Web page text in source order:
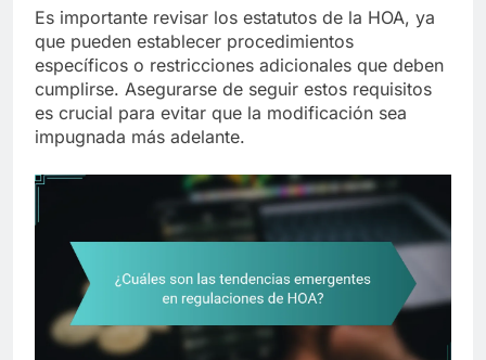
Es importante revisar los estatutos de la HOA, ya
que pueden establecer procedimientos
específicos o restricciones adicionales que deben
cumplirse. Asegurarse de seguir estos requisitos
es crucial para evitar que la modificación sea
impugnada más adelante.